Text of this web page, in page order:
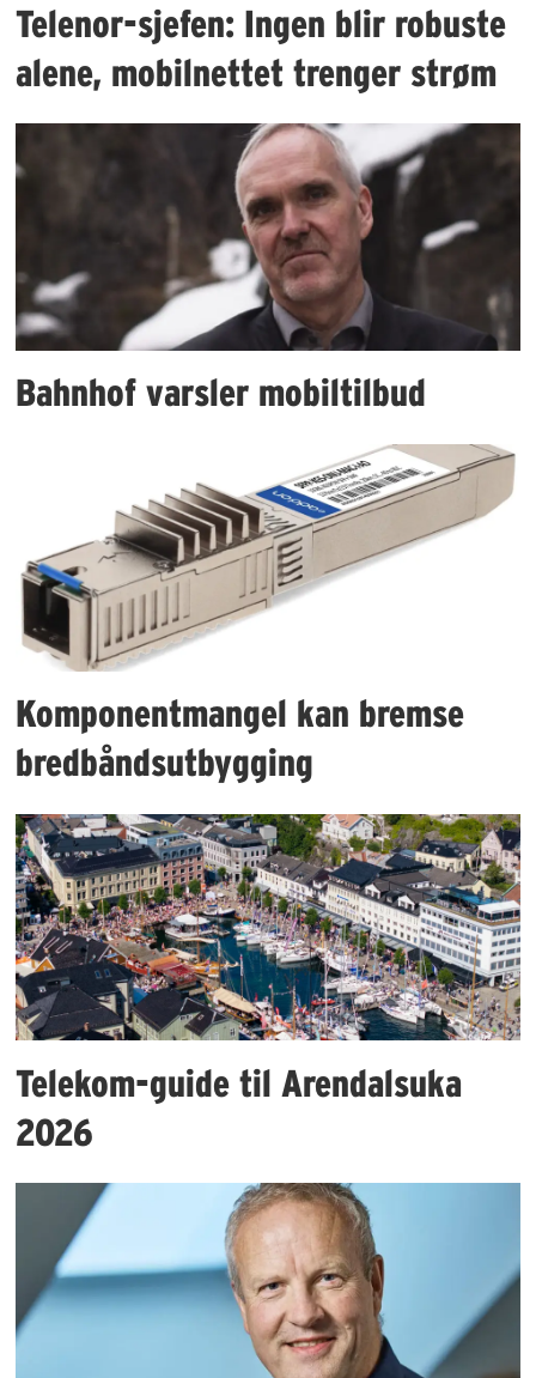
Telenor-sjefen: Ingen blir robuste
alene, mobilnettet trenger strøm
Bahnhof varsler mobiltilbud
Komponentmangel kan bremse
bredbåndsutbygging
Telekom-guide til Arendalsuka
2026